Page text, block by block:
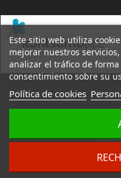
Este sitio web utiliza
mejorar nuestros
analizar el tráfico de
consentimiento sobre su
Política de cookies
DESARROLLO:IZARNET
AVISO
LEGAL